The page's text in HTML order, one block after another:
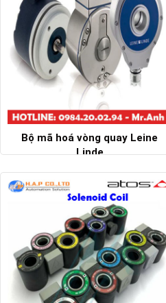
Bộ mã hoá vòng quay Leine
Linde